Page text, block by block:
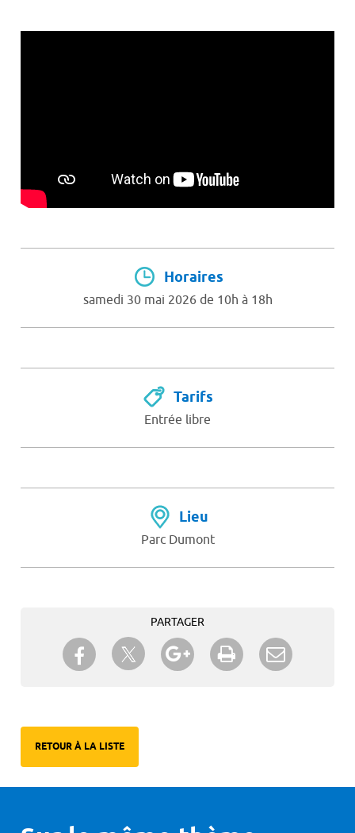
Horaires
samedi 30 mai 2026 de 10h à 18h
Tarifs
Entrée libre
Lieu
Parc Dumont
PARTAGER
Partager sur Facebook
Partager sur TwitterPartager sur Google+
Imprimer
RETOUR À LA LISTE